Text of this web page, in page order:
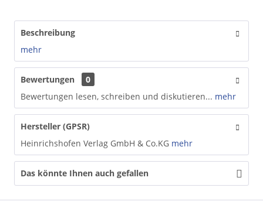
Beschreibung
mehr
Bewertungen
0
Bewertungen lesen, schreiben und diskutieren... mehr
Hersteller (GPSR)
Heinrichshofen Verlag GmbH & Co.KG mehr
Das könnte Ihnen auch gefallen